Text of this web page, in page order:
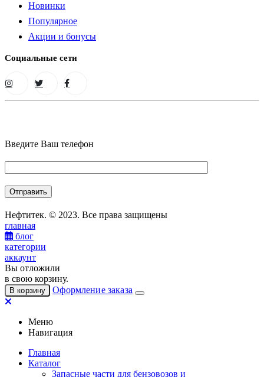
Новинки
Популярное
Акции и бонусы
Социальные сети
Введите Ваш телефон
Нефтитек. © 2023. Все права защищены
главная
блог
категории
аккаунт
Вы отложили
в свою корзину.
В корзину Оформление заказа
Меню
Навигация
Главная
Каталог
Запасные части для бензовозов и